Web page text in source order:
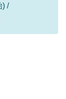
) /